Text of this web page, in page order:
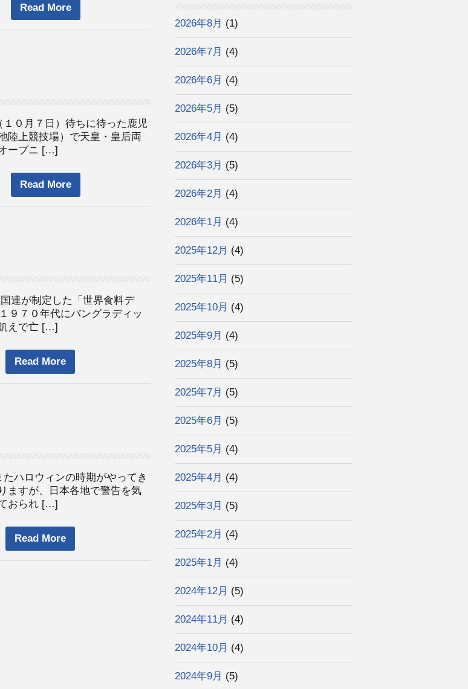
Read More
０月７日）待ちに待った鹿児
陸上競技場）で天皇・皇后両
ープニ […]
Read More
連が制定した「世界食料デ
９７０年代にバングラディッ
えで亡 […]
Read More
ハロウィンの時期がやってき
ますが、日本各地で警告を気
おられ […]
Read More
2026年8月 (1)
2026年7月 (4)
2026年6月 (4)
2026年5月 (5)
2026年4月 (4)
2026年3月 (5)
2026年2月 (4)
2026年1月 (4)
2025年12月 (4)
2025年11月 (5)
2025年10月 (4)
2025年9月 (4)
2025年8月 (5)
2025年7月 (5)
2025年6月 (5)
2025年5月 (4)
2025年4月 (4)
2025年3月 (5)
2025年2月 (4)
2025年1月 (4)
2024年12月 (5)
2024年11月 (4)
2024年10月 (4)
2024年9月 (5)